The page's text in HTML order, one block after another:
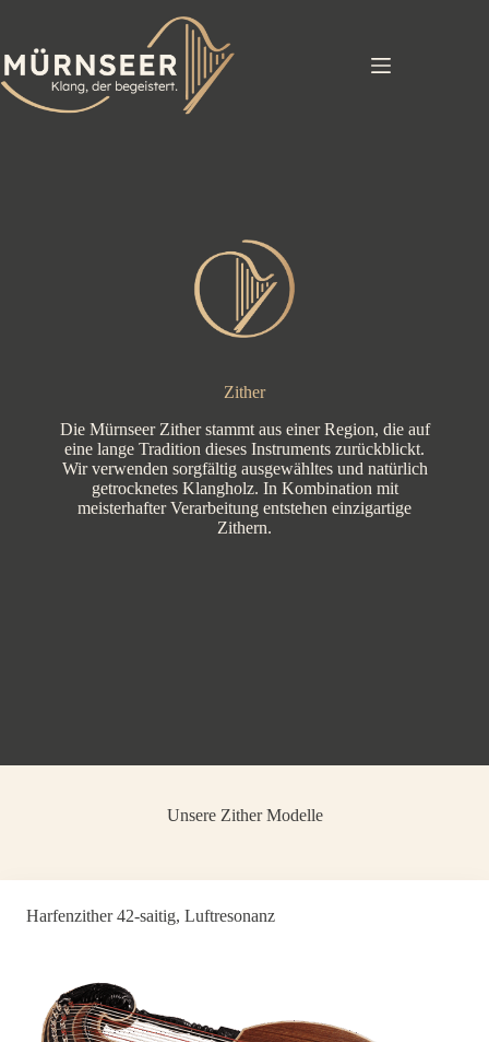
springen
Zither
Die Mürnseer Zither stammt aus einer Region, die auf
eine lange Tradition dieses Instruments zurückblickt.
Wir verwenden sorgfältig ausgewähltes und natürlich
getrocknetes Klangholz. In Kombination mit
meisterhafter Verarbeitung entstehen einzigartige
Zithern.
Unsere Zither Modelle
Harfenzither 42-saitig, Luftresonanz